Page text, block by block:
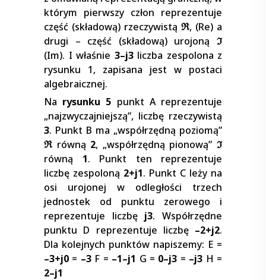
którym pierwszy człon reprezentuje
część (składową) rzeczywistą ℜ, (Re) a
drugi – część (składową) urojoną ℑ
(Im). I właśnie 3–j3liczba zespolona z
rysunku 1, zapisana jest w postaci
algebraicznej.
Na rysunku 5 punkt A reprezentuje
„najzwyczajniejszą”, liczbę rzeczywistą
3. Punkt B ma „współrzędną poziomą”
ℜ równą 2, „współrzędną pionową”ℑ
równą 1. Punkt ten reprezentuje
liczbę zespoloną 2+j1. Punkt C leży na
osi urojonej w odległości trzech
jednostek od punktu zerowego i
reprezentuje liczbę j3. Współrzędne
punktu D reprezentuje liczbę –2+j2.
Dla kolejnych punktów napiszemy: E =
–3+j0 = –3F = –1–j1 G = 0–j3 = –j3 H =
2–j1